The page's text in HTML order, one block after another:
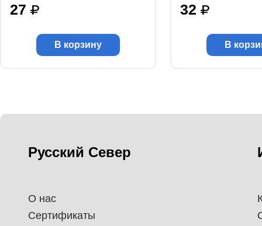
27
В корзину
32
В
Русский Север
О нас
Сертификаты